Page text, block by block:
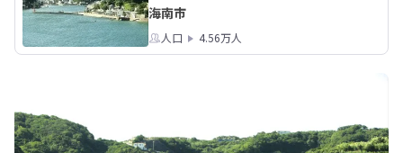
海南市
人口 4.56万人